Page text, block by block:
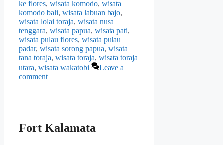
ke flores, wisata komodo, wisata
komodo bali, wisata labuan bajo,
wisata lolai toraja, wisata nusa
tenggara, wisata papua, wisata pati,
wisata pulau flores, wisata pulau
padar, wisata sorong papua, wisata
tana toraja, wisata toraja, wisata toraja
utara, wisata wakatobi
Leave a
comment
Fort Kalamata